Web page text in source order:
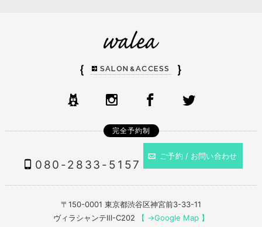
｛ SALON &ACCESS ｝
完全予約制
080-2833-5157
ご予約 / お問い合わせ
〒150-0001 東京都渋谷区神宮前3-33-11
ヴィラシャンテⅢ-C202
【 →Google Map 】